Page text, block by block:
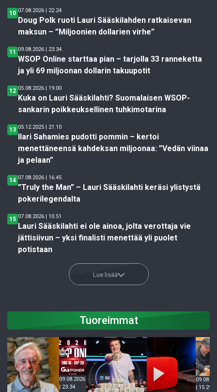
10 07.08.2026 | 22.24
Doug Polk ruoti Lauri Sääskilahden ratkaisevan
maksun – ”Miljoonien dollarien virhe”
11 09.08.2026 | 23.34
WSOP Online starttaa pian – tarjolla 33 ranneketta
ja yli 69 miljoonan dollarin takuupotit
12 05.08.2026 | 19.00
Kuka on Lauri Sääskilahti? Suomalaisen WSOP-
sankarin poikkeuksellinen tuhkimotarina
13 05.12.2025 | 21.10
Ilari Sahamies pudotti pommin – kertoi
menettäneensä kahdeksan miljoonaa: ”Vedän viinaa
ja pelaan”
14 07.08.2026 | 16.45
”Truly the Man” – Lauri Sääskilahti keräsi ylistystä
pokerilegendalta
15 07.08.2026 | 10.51
Lauri Sääskilahti ei ole ainoa, jolta verottaja vie
jättisiivun – yksi finalisti menettää yli puolet
potistaan
Lue lisää
Tuoreimmat
09.08.2026
| 23.34
| 15.29